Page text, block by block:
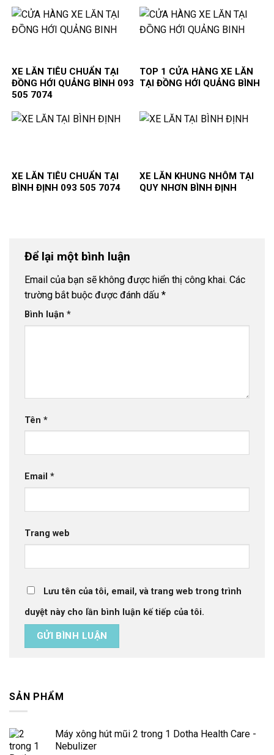
XE LĂN TIÊU CHUẨN TẠI
ĐỒNG HỚI QUẢNG BÌNH 093
505 7074
TOP 1 CỬA HÀNG XE LĂN
TẠI ĐỒNG HỚI QUẢNG BÌNH
XE LĂN TIÊU CHUẨN TẠI
BÌNH ĐỊNH 093 505 7074
XE LĂN KHUNG NHÔM TẠI
QUY NHƠN BÌNH ĐỊNH
Để lại một bình luận
Email của bạn sẽ không được hiển thị công khai. Các
trường bắt buộc được đánh dấu *
Bình luận *
Tên *
Email *
Trang web
Lưu tên của tôi, email, và trang web trong trình
duyệt này cho lần bình luận kế tiếp của tôi.
SẢN PHẨM
Máy xông hút mũi 2 trong 1 Dotha Health Care -
Nebulizer